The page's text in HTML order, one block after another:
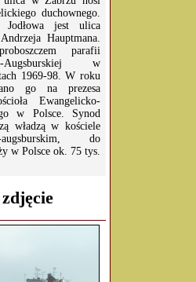
duchownego.
jest ulica
Hauptmana.
parafii
Augsburskiej w
1969-98. W roku
go na prezesa
Ewangelicko-
w Polsce. Synod
władzą w kościele
augsburskim, do
w Polsce ok. 75 tys.